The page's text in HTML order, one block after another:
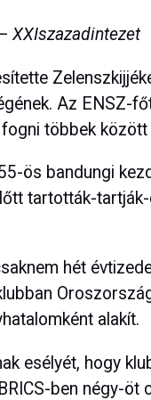
XXIszazadintezet
Az ENSZ-
többek
ös bandungi
tartották-
hét
alakít.
esélyét, hogy
ben négy-